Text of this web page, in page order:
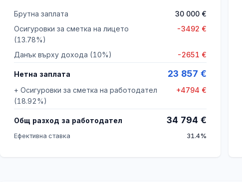
Брутна заплата 30 000 €
Осигуровки за сметка на лицето
(13.78%)
-3492 €
Данък върху дохода (10%) -2651 €
Нетна заплата 23 857 €
+ Осигуровки за сметка на работодател
(18.92%)
+4794 €
Общ разход за работодател 34 794 €
Ефективна ставка 31.4%